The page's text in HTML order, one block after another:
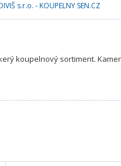
s.r.o. - KOUPELNY SEN.CZ
koupelnový sortiment.